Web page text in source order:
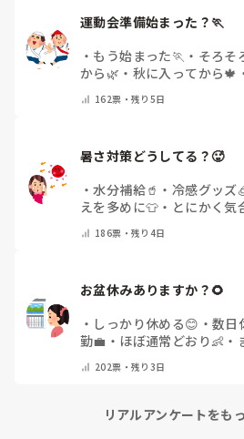
運動会準備始まった？🏃
・ もう始まった🏃 ・ そろそ
から🌿 ・ 秋に入ってから🍁
162票・残り5日
暑さ対策どうしてる？🥵
・水分補給🥤 ・ 冷感グッズ
えを多めに👕 ・ とにかく気
186票・残り4日
お盆休みありますか？🌻
・ しっかり休める😊 ・ 数日
勤💼 ・ ほぼ通常どおり👶 ・
202票・残り3日
リアルアンケートをも